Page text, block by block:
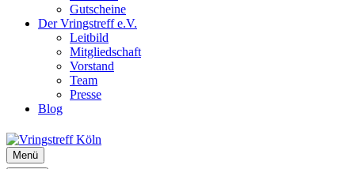
Gutscheine
Der Vringstreff e.V.
Leitbild
Mitgliedschaft
Vorstand
Team
Presse
Blog
Menü